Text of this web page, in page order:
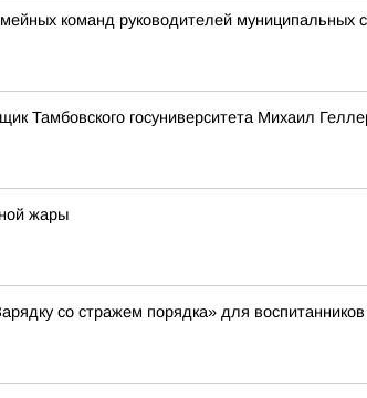
команд руководителей муниципальных
Тамбовского госуниверситета Михаил
жары
со стражем порядка» для воспитанников